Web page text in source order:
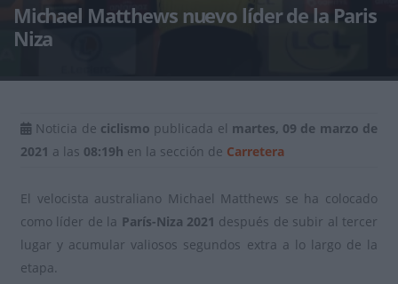
Michael Matthews nuevo líder de la Paris
Niza
Noticia de ciclismo publicada el martes, 09 de marzo de
2021 a las 08:19h en la sección de Carretera
El velocista australiano Michael Matthews se ha colocado
como líder de la París-Niza 2021 después de subir al tercer
lugar y acumular valiosos segundos extra a lo largo de la
etapa.